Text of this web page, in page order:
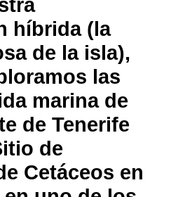
híbrida (la
de la isla),
las
marina de
de Tenerife
de
Cetáceos en